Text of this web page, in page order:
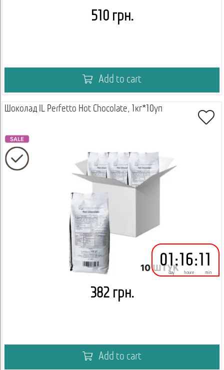
510 грн.
Add to cart
Шоколад IL Perfetto Hot Chocolate, 1кг*10уп
01
day
:16
houre
: 11
min
382 грн.
Add to cart